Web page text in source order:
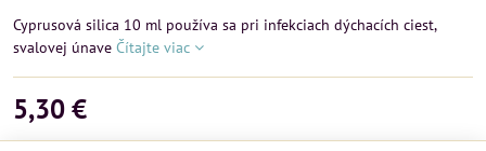
Cyprusová silica 10 ml používa sa pri infekciach dýchacích ciest,
svalovej únave Čítajte viac
5,30 €